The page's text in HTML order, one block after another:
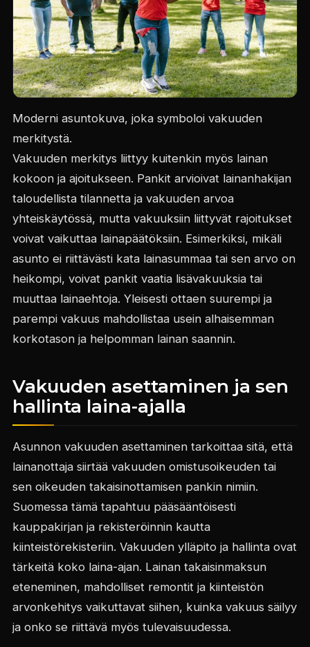
Moderni asuntokuva, joka symboloi vakuuden
merkitystä.
Vakuuden merkitys liittyy kuitenkin myös lainan
kokoon ja ajoitukseen. Pankit arvioivat lainanhakijan
taloudellista tilannetta ja vakuuden arvoa
yhteiskäytössä, mutta vakuuksiin liittyvät rajoitukset
voivat vaikuttaa lainapäätöksiin. Esimerkiksi, mikäli
asunto ei riittävästi kata lainasummaa tai sen arvo on
heikompi, voivat pankit vaatia lisävakuuksia tai
muuttaa lainaehtoja. Yleisesti ottaen suurempi ja
parempi vakuus mahdollistaa usein alhaisemman
korkotason ja helpomman lainan saannin.
Vakuuden asettaminen ja sen
hallinta laina-ajalla
Asunnon vakuuden asettaminen tarkoittaa sitä, että
lainanottaja siirtää vakuuden omistusoikeuden tai
sen oikeuden takaisinottamisen pankin nimiin.
Suomessa tämä tapahtuu pääsääntöisesti
kauppakirjan ja rekisteröinnin kautta
kiinteistörekisteriin. Vakuuden ylläpito ja hallinta ovat
tärkeitä koko laina-ajan. Lainan takaisinmaksun
eteneminen, mahdolliset remontit ja kiinteistön
arvonkehitys vaikuttavat siihen, kuinka vakuus säilyy
ja onko se riittävä myös tulevaisuudessa.